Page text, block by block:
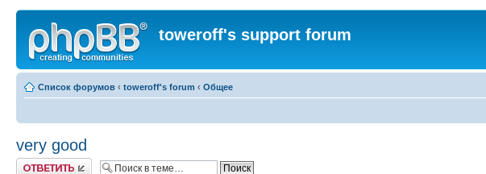
toweroff's support forum
Список форумов ‹ toweroff's forum ‹ Общее
very good
Ответить